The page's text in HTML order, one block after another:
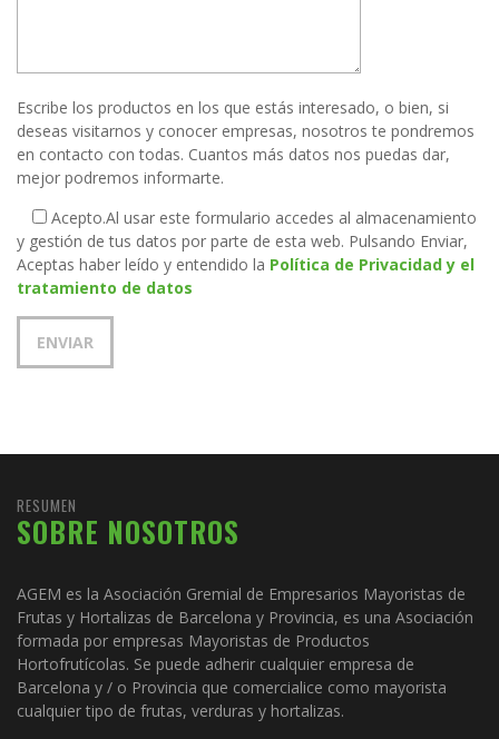
Escribe los productos en los que estás interesado, o bien, si
deseas visitarnos y conocer empresas, nosotros te pondremos
en contacto con todas. Cuantos más datos nos puedas dar,
mejor podremos informarte.
Acepto.Al usar este formulario accedes al almacenamiento
y gestión de tus datos por parte de esta web. Pulsando Enviar,
Aceptas haber leído y entendido la Política de Privacidad y el
tratamiento de datos
RESUMEN
SOBRE NOSOTROS
AGEM es la Asociación Gremial de Empresarios Mayoristas de
Frutas y Hortalizas de Barcelona y Provincia, es una Asociación
formada por empresas Mayoristas de Productos
Hortofrutícolas. Se puede adherir cualquier empresa de
Barcelona y / o Provincia que comercialice como mayorista
cualquier tipo de frutas, verduras y hortalizas.